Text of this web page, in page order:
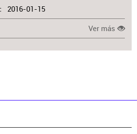
2016-01-15
Ver más